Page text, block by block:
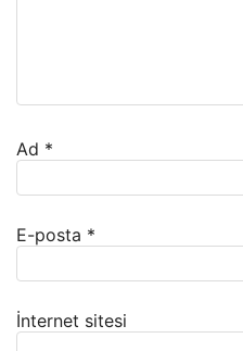
Ad *
E-posta *
İnternet sitesi